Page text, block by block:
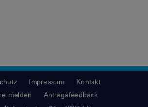
Impressum
Kontakt
melden
Antragsfeedback